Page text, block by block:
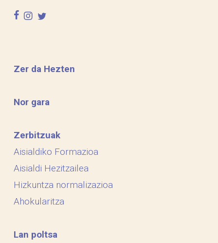
facebook
instagram
twitter
Zer da Hezten
Nor gara
Zerbitzuak
Aisialdiko Formazioa
Aisialdi Hezitzailea
Hizkuntza normalizazioa
Ahokularitza
Lan poltsa